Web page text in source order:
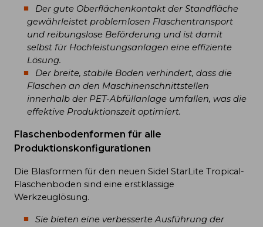
Der gute Oberflächenkontakt der Standfläche
gewährleistet problemlosen Flaschentransport
und reibungslose Beförderung und ist damit
selbst für Hochleistungsanlagen eine effiziente
Lösung.
Der breite, stabile Boden verhindert, dass die
Flaschen an den Maschinenschnittstellen
innerhalb der PET-Abfüllanlage umfallen, was die
effektive Produktionszeit optimiert.
Flaschenbodenformen für alle
Produktionskonfigurationen
Die Blasformen für den neuen Sidel StarLite Tropical-
Flaschenboden sind eine erstklassige
Werkzeuglösung.
Sie bieten eine verbesserte Ausführung der